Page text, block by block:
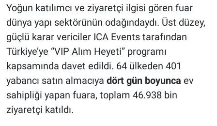
Yoğun katılımcı ve ziyaretçi ilgisi gören fuar
dünya yapı sektörünün odağındaydı. Üst düzey,
güçlü karar vericiler ICA Events tarafından
Türkiye’ye “VIP Alım Heyeti” programı
kapsamında davet edildi. 64 ülkeden 401
yabancı satın almacıya dört gün boyunca ev
sahipliği yapan fuara, toplam 46.938 bin
ziyaretçi katıldı.